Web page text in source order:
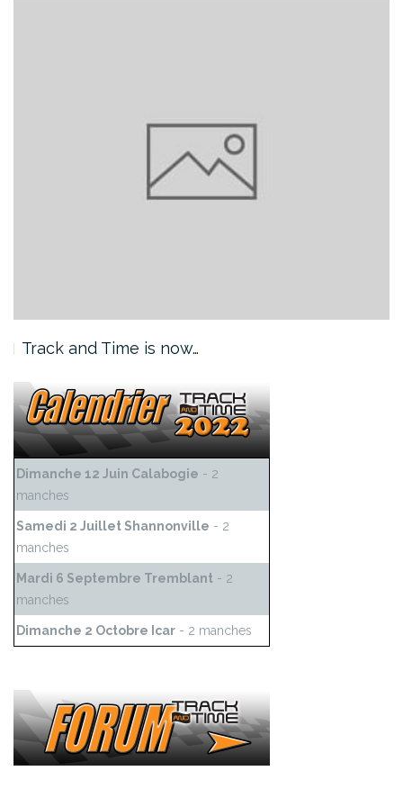
Track and Time is now…
Dimanche 12 Juin Calabogie - 2
manches
Samedi 2 Juillet Shannonville - 2
manches
Mardi 6 Septembre Tremblant - 2
manches
Dimanche 2 Octobre Icar - 2 manches